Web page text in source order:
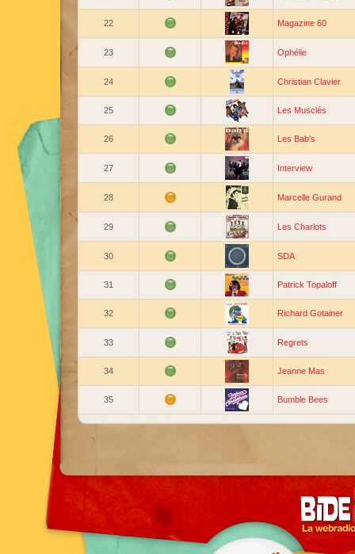
22 Magazine 60
23 Ophélie
24 Christian Clavier
25 Les Musclés
26 Les Bab's
27 Interview
28 Marcelle Gurand
29 Les Charlots
30 SDA
31 Patrick Topaloff
32 Richard Gotainer
33 Regrets
34 Jeanne Mas
35 Bumble Bees